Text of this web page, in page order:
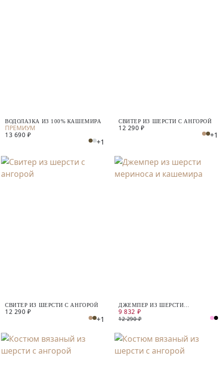
ВОДОЛАЗКА ИЗ 100% КАШЕМИРА
13 690 ₽
+1
СВИТЕР ИЗ ШЕРСТИ С АНГОРОЙ
12 290 ₽
+1
СВИТЕР ИЗ ШЕРСТИ С АНГОРОЙ
12 290 ₽
+1
ДЖЕМПЕР ИЗ ШЕРСТИ
МЕРИНОСА И КАШЕМИРА
9 832 ₽
12 290 ₽